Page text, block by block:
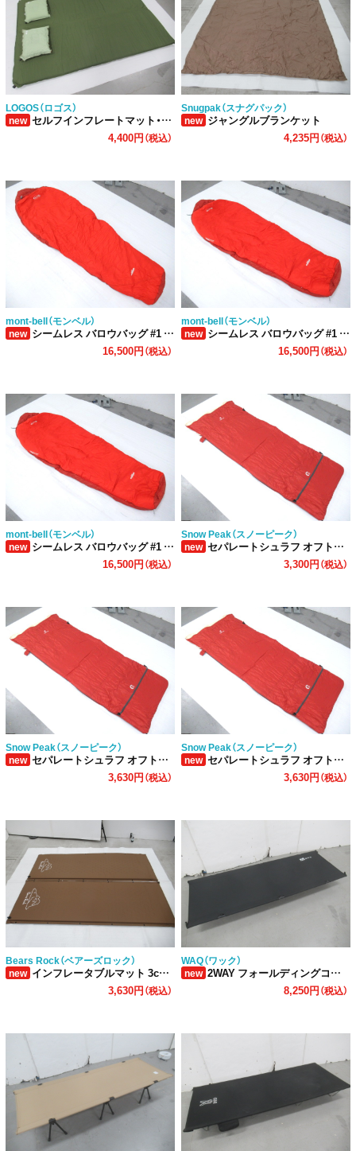
LOGOS（ロゴス）
new セルフインフレートマット・DUO AI-LIMITED
4,400円（税込）
Snugpak（スナグパック）
new ジャングルブランケット
4,235円（税込）
mont-bell（モンベル）
new シームレス バロウバッグ #1 L/ZIP シュラフ
16,500円（税込）
mont-bell（モンベル）
new シームレス バロウバッグ #1 R/ZIP シュラフ
16,500円（税込）
mont-bell（モンベル）
new シームレス バロウバッグ #1 R/ZIP シュラフ
16,500円（税込）
Snow Peak（スノーピーク）
new セパレートシュラフ オフトン BD-101 (3)
3,300円（税込）
Snow Peak（スノーピーク）
new セパレートシュラフ オフトン BD-101 (2)
3,630円（税込）
Snow Peak（スノーピーク）
new セパレートシュラフ オフトン BD-101 (1)
3,630円（税込）
Bears Rock（ベアーズロック）
new インフレータブルマット 3cm まくらなし 2点セット
3,630円（税込）
WAQ（ワック）
new 2WAY フォールディングコット ブラック
8,250円（税込）